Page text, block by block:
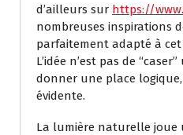
d’ailleurs sur https://
nombreuses inspirations
parfaitement adapté à cet
L’idée n’est pas de
donner une place
évidente.
La lumière naturelle